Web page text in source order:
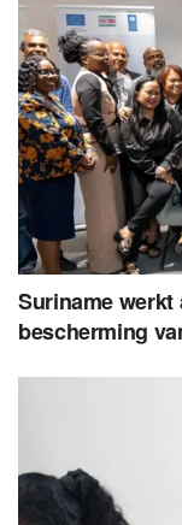
Suriname
bescherming